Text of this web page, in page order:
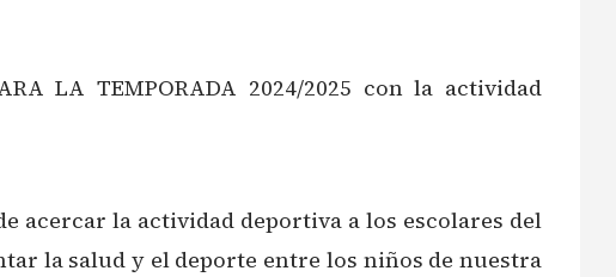
LA TEMPORADA 2024/2025 con la actividad
acercar la actividad deportiva a los escolares del
la salud y el deporte entre los niños de nuestra